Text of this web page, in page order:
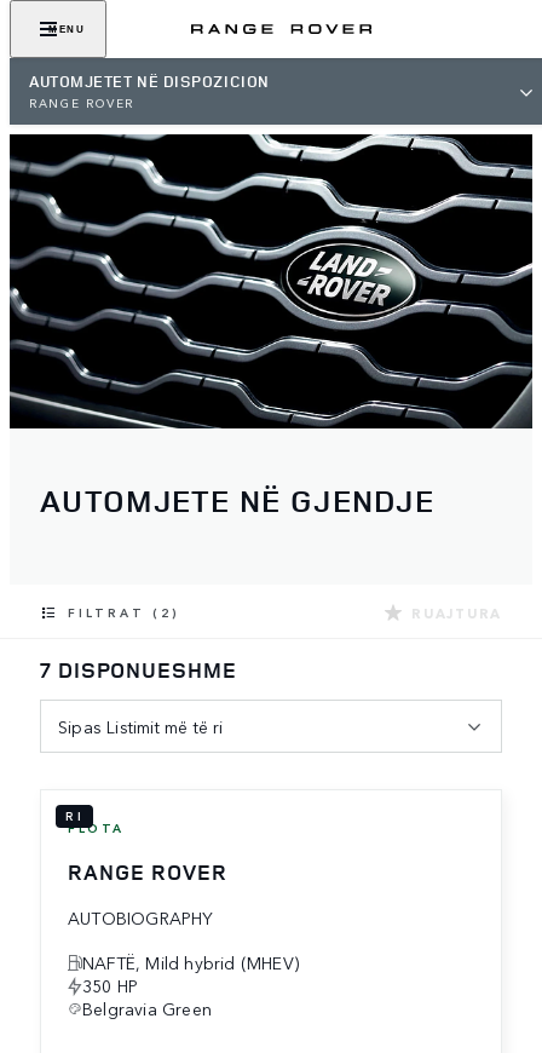
MENU
AUTOMJETET NË DISPOZICION
RANGE ROVER
AUTOMJETE NË GJENDJE
FILTRAT (2) RUAJTURA
7 DISPONUESHME
Sipas Listimit më të ri
RI
FLOTA
RANGE ROVER
AUTOBIOGRAPHY
NAFTË, Mild hybrid (MHEV)
350 HP
Belgravia Green